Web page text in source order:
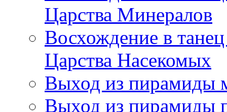
Царства Минералов
Восхождение в
Царства Насекомых
Выход из пирамиды
Выход из пирамиды